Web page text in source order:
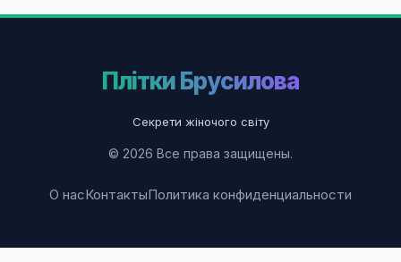
Плітки Брусилова
Секрети жіночого світу
© 2026 Все права защищены.
О насКонтактыПолитика конфиденциальности